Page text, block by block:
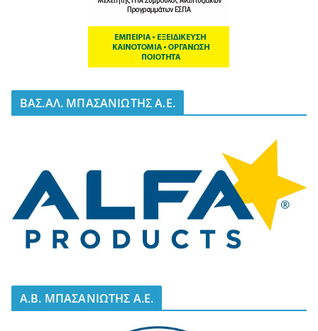
BΑΣ.ΑΛ. ΜΠΑΣΑΝΙΩΤΗΣ Α.Ε.
A.B. ΜΠΑΣΑΝΙΩΤΗΣ Α.Ε.